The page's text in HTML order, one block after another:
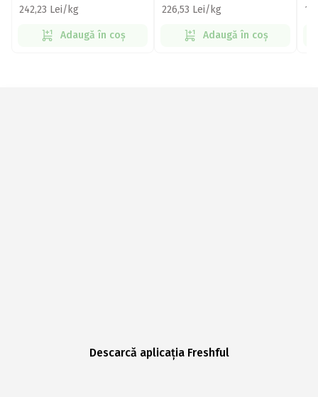
242,23 Lei/kg
Adaugă în coș
226,53 Lei/kg
Adaugă în coș
Descarcă aplicația Freshful